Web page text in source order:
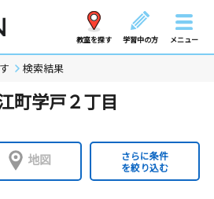
教室を探す 学習中の方 メニュー
検索結果
町学戸２丁目
地図
さらに条件
を絞り込む